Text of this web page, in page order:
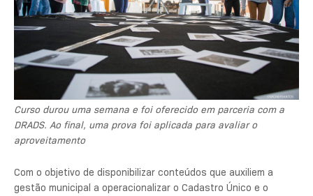
Curso durou uma semana e foi oferecido em parceria com a
DRADS. Ao final, uma prova foi aplicada para avaliar o
aproveitamento
Com o objetivo de disponibilizar conteúdos que auxiliem a
gestão municipal a operacionalizar o Cadastro Único e o